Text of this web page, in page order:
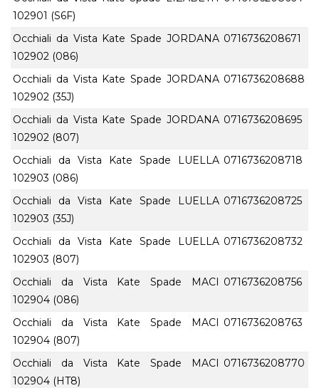
102901 (S6F)
Occhiali da Vista Kate Spade JORDANA
102902 (086)
0716736208671
Occhiali da Vista Kate Spade JORDANA
102902 (35J)
0716736208688
Occhiali da Vista Kate Spade JORDANA
102902 (807)
0716736208695
Occhiali da Vista Kate Spade LUELLA
102903 (086)
0716736208718
Occhiali da Vista Kate Spade LUELLA
102903 (35J)
0716736208725
Occhiali da Vista Kate Spade LUELLA
102903 (807)
0716736208732
Occhiali da Vista Kate Spade MACI
102904 (086)
0716736208756
Occhiali da Vista Kate Spade MACI
102904 (807)
0716736208763
Occhiali da Vista Kate Spade MACI
102904 (HT8)
0716736208770